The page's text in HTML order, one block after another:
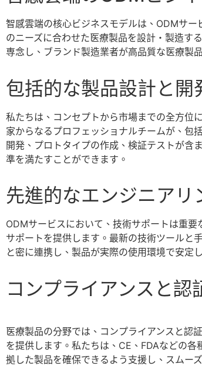
智感雲端の核心ビジネスモデルは、ODMサ
のニーズに合わせた医療製品を設計・製造す
専念し、ブランド製造業者が高品質な医療製
包括的な製品設計と開
私たちは、コンセプトから市場までの全方位
家からなるプロフェッショナルチームが、包
開発、プロトタイプの作成、検証テストが含
準を満たすことができます。
先進的なエンジニアリ
ODMサービスにおいて、技術サポートは重
サポートを提供します。最新の技術ツールと
と密に連携し、製品が実際の使用環境で安定
コンプライアンスと認
医療製品の分野では、コンプライアンスと認
を提供します。私たちは、CE、FDAなどの
拠した製品を確保できるよう支援し、スムー